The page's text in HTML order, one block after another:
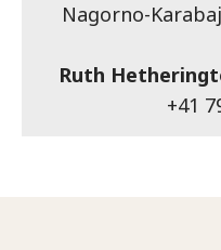
Nagorno-
Ruth
+41